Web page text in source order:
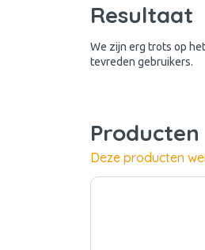
Resultaat
We zijn erg trots op
tevreden gebruikers.
Producten
Deze producten